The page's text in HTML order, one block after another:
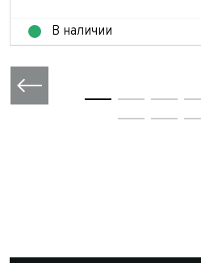
В наличии